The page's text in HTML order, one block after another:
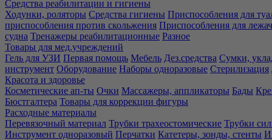
Средства реабилитации и гигиены
Ходунки, роляторы Средства гигиены Приспособления для
приспособления против скольжения Приспособления для
судна Тренажеры реабилитационные Разное
Товары для мед.учреждений
Гель для УЗИ Первая помощь Мебель Дез.средства Сумки,
инструмент Оборудование Наборы одноразовые Стерилизация
Красота и здоровье
Косметические ап-ты Очки Массажеры, аппликаторы Бады
Бюстгалтера Товары для коррекции фигуры
Расходные материалы
Перевязочный материал Трубки трахеостомические Трубки
Инструмент одноразовый Перчатки Катетеры, зонды, стенты